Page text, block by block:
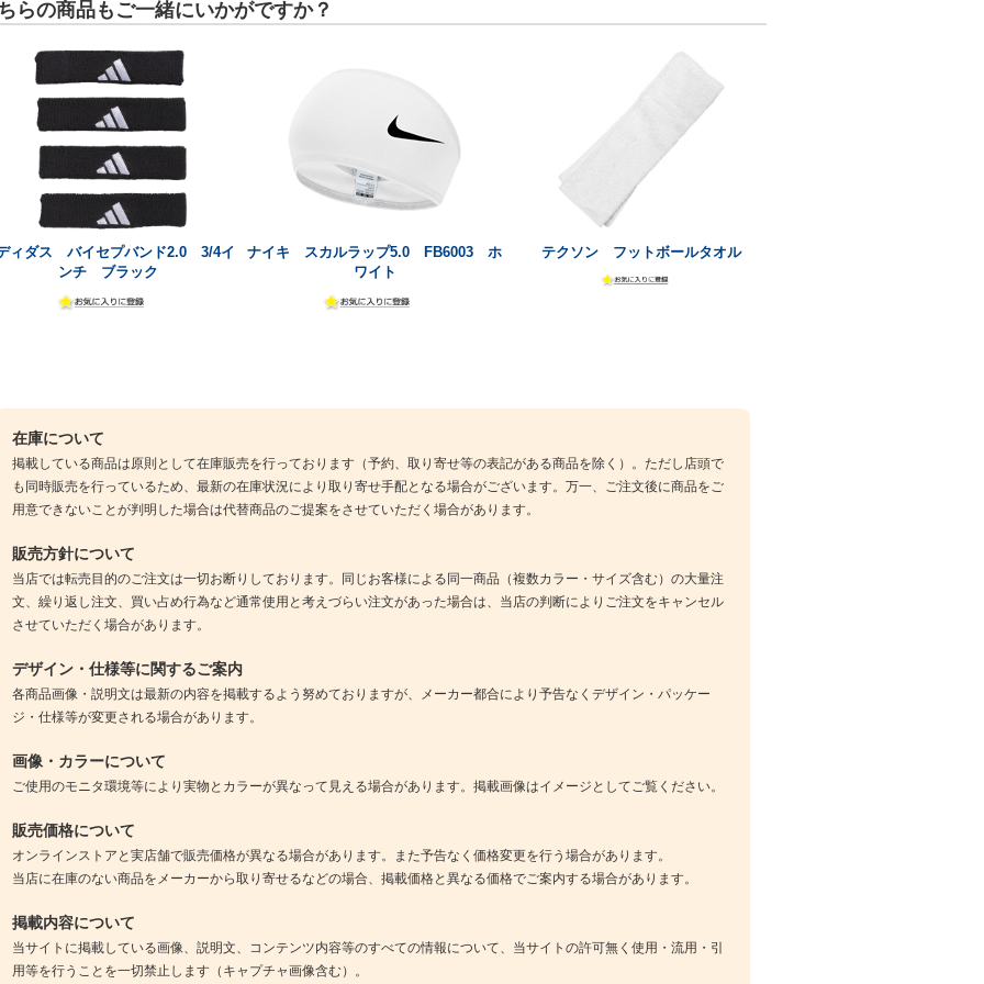
らの商品もご一緒にいかがですか？
ィダス バイセプバンド2.0 3/4イ
ンチ ブラック
ナイキ スカルラップ5.0 FB6003 ホ
ワイト
テクソン フットボールタオル
在庫について
掲載している商品は原則として在庫販売を行っております（予約、取り寄せ等の表記がある商品を除く）。ただし店頭で
も同時販売を行っているため、最新の在庫状況により取り寄せ手配となる場合がございます。万一、ご注文後に商品をご
用意できないことが判明した場合は代替商品のご提案をさせていただく場合があります。
販売方針について
当店では転売目的のご注文は一切お断りしております。同じお客様による同一商品（複数カラー・サイズ含む）の大量注
文、繰り返し注文、買い占め行為など通常使用と考えづらい注文があった場合は、当店の判断によりご注文をキャンセル
させていただく場合があります。
デザイン・仕様等に関するご案内
各商品画像・説明文は最新の内容を掲載するよう努めておりますが、メーカー都合により予告なくデザイン・パッケー
ジ・仕様等が変更される場合があります。
画像・カラーについて
ご使用のモニタ環境等により実物とカラーが異なって見える場合があります。掲載画像はイメージとしてご覧ください。
販売価格について
オンラインストアと実店舗で販売価格が異なる場合があります。また予告なく価格変更を行う場合があります。
当店に在庫のない商品をメーカーから取り寄せるなどの場合、掲載価格と異なる価格でご案内する場合があります。
掲載内容について
当サイトに掲載している画像、説明文、コンテンツ内容等のすべての情報について、当サイトの許可無く使用・流用・引
用等を行うことを一切禁止します（キャプチャ画像含む）。